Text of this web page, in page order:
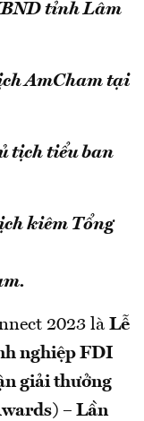
tỉnh Lâm
AmCham tại
tịch tiểu ban
kiêm Tổng
2023 là Lễ
nghiệp FDI
giải thưởng
– Lần